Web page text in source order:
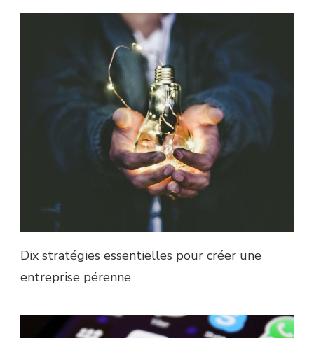
Dix stratégies essentielles pour créer une
entreprise pérenne